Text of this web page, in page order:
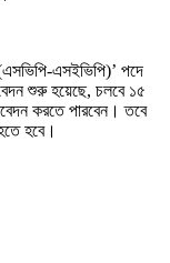
এসইভিপি)’ পদে
শুরু হয়েছে, চলবে ১৫
করতে পারবেন। তবে
হবে।